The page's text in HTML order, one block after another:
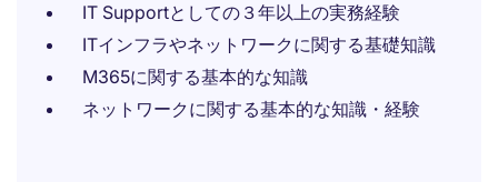
IT Supportとしての３年以上の実務経験
ITインフラやネットワークに関する基礎知識
M365に関する基本的な知識
ネットワークに関する基本的な知識・経験